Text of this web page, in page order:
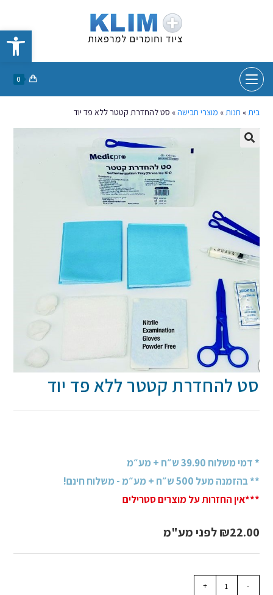
פתח סרגל נגישות
0
בית» חנות» מוצרי חבישה» סט להחדרת קטטר ללא פד יוד
סט להחדרת קטטר ללא פד יוד
* דמי משלוח 39.90 ש״ח + מע״מ
** בהזמנה מעל 500 ש״ח + מע״מ - משלוח חינם!
***אין החזרות על מוצרים סטרילים
₪22.00 לפני מע"מ
-
+